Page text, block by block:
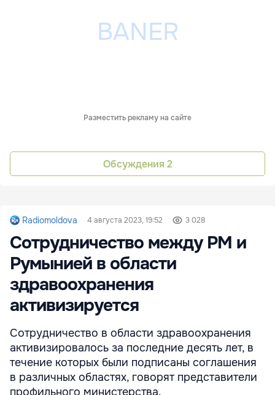
Разместить рекламу на сайте
Обсуждения 2
Radiomoldova 4 августа 2023, 19:52 3 028
Сотрудничество между РМ и
Румынией в области
здравоохранения
активизируется
Сотрудничество в области здравоохранения
активизировалось за последние десять лет, в
течение которых были подписаны соглашения
в различных областях, говорят представители
профильного министерства.